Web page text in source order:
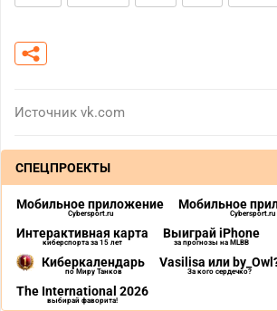
Источник vk.com
СПЕЦПРОЕКТЫ
Мобильное приложение
Cybersport.ru
Мобильное
Cybersport.ru
Интерактивная карта
киберспорта за 15 лет
Выиграй iPhone
за прогнозы на MLBB
Киберкалендарь
по Миру Танков
Vasilisa или
За кого сердечко?
The International 2026
выбирай фаворита!